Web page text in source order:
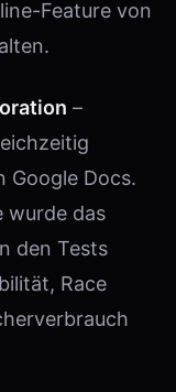
Feature von
–
Google Docs.
wurde das
den Tests
Race